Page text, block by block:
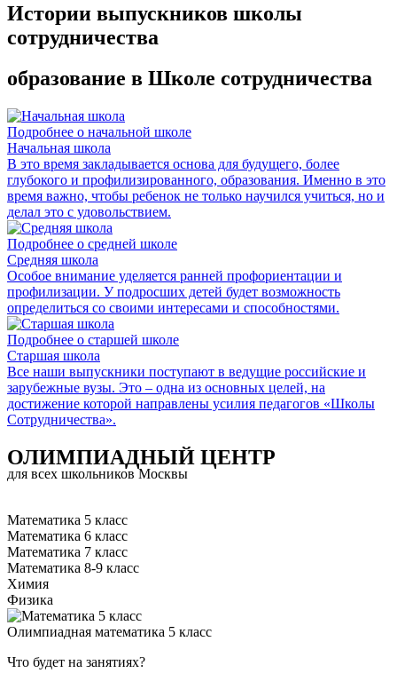
Истории выпускников школы
сотрудничества
образование в Школе сотрудничества
Подробнее о начальной школе
Начальная школа
В это время закладывается основа для будущего, более
глубокого и профилизированного, образования. Именно в это
время важно, чтобы ребенок не только научился учиться, но и
делал это с удовольствием.
Подробнее о средней школе
Средняя школа
Особое внимание уделяется ранней профориентации и
профилизации. У подросших детей будет возможность
определиться со своими интересами и способностями.
Подробнее о старшей школе
Старшая школа
Все наши выпускники поступают в ведущие российские и
зарубежные вузы. Это – одна из основных целей, на
достижение которой направлены усилия педагогов «Школы
Сотрудничества».
ОЛИМПИАДНЫЙ ЦЕНТР
для всех школьников Москвы
Математика 5 класс
Математика 6 класс
Математика 7 класс
Математика 8-9 класс
Химия
Физика
Олимпиадная математика 5 класс
Что будет на занятиях?